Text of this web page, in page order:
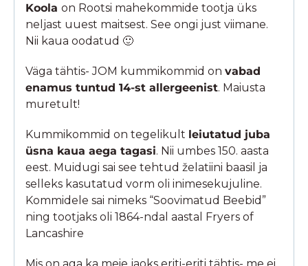
Koolaon Rootsi mahekommide tootja üks
neljast uuest maitsest. See ongi just viimane.
Nii kaua oodatud 🙂
Väga tähtis- JOM kummikommid onvabad
enamus tuntud 14-st allergeenist. Maiusta
muretult!
Kummikommid on tegelikult leiutatud juba
üsna kaua aega tagasi. Nii umbes 150. aasta
eest. Muidugi sai see tehtud želatiini baasil ja
selleks kasutatud vorm oli inimesekujuline.
Kommidele sai nimeks “Soovimatud Beebid”
ning tootjaks oli 1864-ndal aastal Fryers of
Lancashire